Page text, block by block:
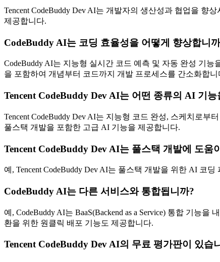
Tencent CodeBuddy Dev AI는 개발자의 생산성과 협업을
제공합니다.
CodeBuddy AI는 코딩 효율성을 어떻게 향상합니
CodeBuddy AI는 지능형 실시간 코드 예측 및 자동 완성 기
을 포함하여 개념부터 코드까지 개발 프로세스를 간소화합니
Tencent CodeBuddy Dev AI는 어떤 종류의 AI 기
Tencent CodeBuddy Dev AI는 지능형 코드 완성, 스케치로
풀스택 개발을 포함한 고급 AI 기능을 제공합니다.
Tencent CodeBuddy Dev AI는 풀스택 개발에 도움
예, Tencent CodeBuddy Dev AI는 풀스택 개발을 위한 AI 코
CodeBuddy AI는 다른 서비스와 통합됩니까?
예, CodeBuddy AI는 BaaS(Backend as a Service) 통합 기능
환을 위한 원클릭 배포 기능도 제공합니다.
Tencent CodeBuddy Dev AI의 무료 평가판이 있습